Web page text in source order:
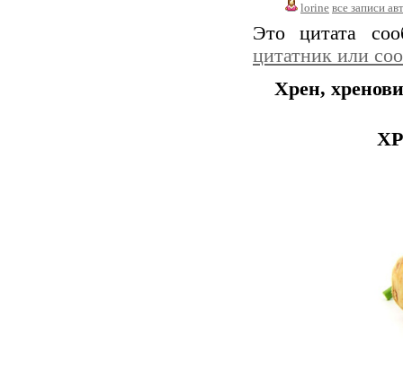
lorine все записи
Это цитата
цитатник или
Хрен,